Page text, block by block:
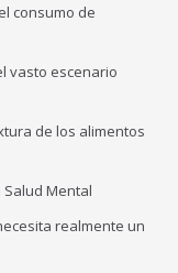
consumo de
vasto escenario
de los alimentos
Mental
realmente un